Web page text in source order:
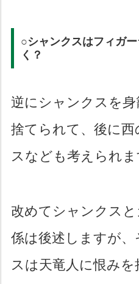
○シャンクスはフィガ
く？
逆にシャンクスを
捨てられて、後に
スなども考えられま
改めてシャンクス
係は後述しますが
スは天竜人に恨み